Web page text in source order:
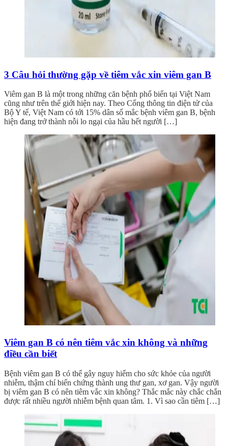
3 Câu hỏi thường gặp về tiêm vắc xin viêm gan B
Viêm gan B là một trong những căn bệnh phổ biến tại Việt Nam
cũng như trên thế giới hiện nay. Theo Cổng thông tin điện tử của
Bộ Y tế, Việt Nam có tới 15% dân số mắc bệnh viêm gan B, bệnh
hiện đang trở thành nỗi lo ngại của hầu hết người […]
Viêm gan B có nên tiêm vắc xin không và những
điều cần biết
Bệnh viêm gan B có thể gây nguy hiểm cho sức khỏe của người
nhiễm, thậm chí biến chứng thành ung thư gan, xơ gan. Vậy người
bị viêm gan B có nên tiêm vắc xin không? Thắc mắc này chắc chắn
được rất nhiều người nhiễm bệnh quan tâm. 1. Vì sao cần tiêm […]